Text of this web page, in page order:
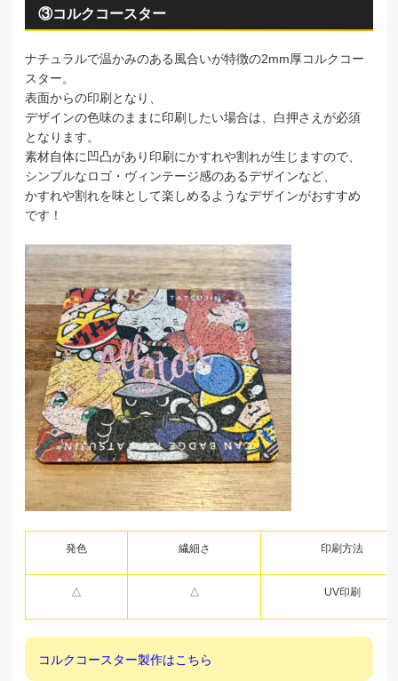
③コルクコースター
ナチュラルで温かみのある風合いが特徴の2mm厚コルクコー
スター。
表面からの印刷となり、
デザインの色味のままに印刷したい場合は、白押さえが必須
となります。
素材自体に凹凸があり印刷にかすれや割れが生じますので、
シンプルなロゴ・ヴィンテージ感のあるデザインなど、
かすれや割れを味として楽しめるようなデザインがおすすめ
です！
発色 繊細さ 印刷方法
△ △ UV印刷
コルクコースター製作はこちら